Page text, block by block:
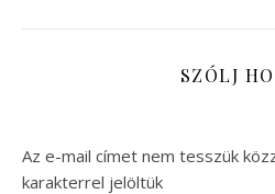
SZÓLJ
Az e-mail címet nem tesszük
karakterrel jelöltük